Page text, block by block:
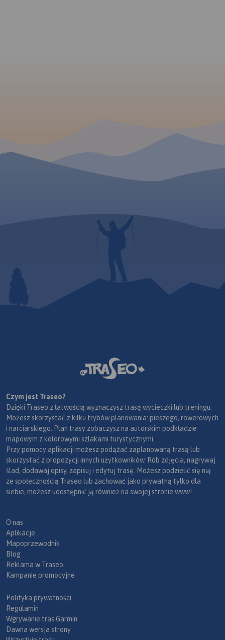
Czym jest Traseo?
Dzięki Traseo z łatwością wyznaczysz trasę wycieczki lub treningu.
Możesz skorzystać z kilku trybów planowania: pieszego, rowerowych
i narciarskiego. Plan trasy zobaczysz na autorskim podkładzie
mapowym z kolorowymi szlakami turystycznymi.
Przy pomocy aplikacji możesz podążać zaplanowaną trasą lub
skorzystać z propozycji innych użytkowników. Rób zdjęcia, nagrywaj
ślad, dodawaj opisy, zapisuj i edytuj trasę. Możesz podzielić się nią
ze społecznością Traseo lub zachować jako prywatną tylko dla
siebie, możesz udostępnić ją również na swojej stronie www!
O nas
Aplikacje
Mapoprzewodnik
Blog
Reklama w Traseo
Kampanie promocyjne
Polityka prywatności
Regulamin
Wgrywanie tras Garmin
Dawna wersja strony